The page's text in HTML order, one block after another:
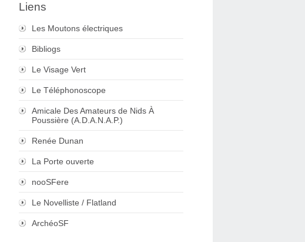
Liens
Les Moutons électriques
Bibliogs
Le Visage Vert
Le Téléphonoscope
Amicale Des Amateurs de Nids À
Poussière (A.D.A.N.A.P.)
Renée Dunan
La Porte ouverte
nooSFere
Le Novelliste / Flatland
ArchéoSF